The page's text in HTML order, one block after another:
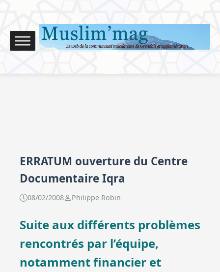
ERRATUM ouverture du Centre
Documentaire Iqra
08/02/2008 Philippe Robin
Suite aux différents problèmes
rencontrés par l’équipe,
notamment financier et